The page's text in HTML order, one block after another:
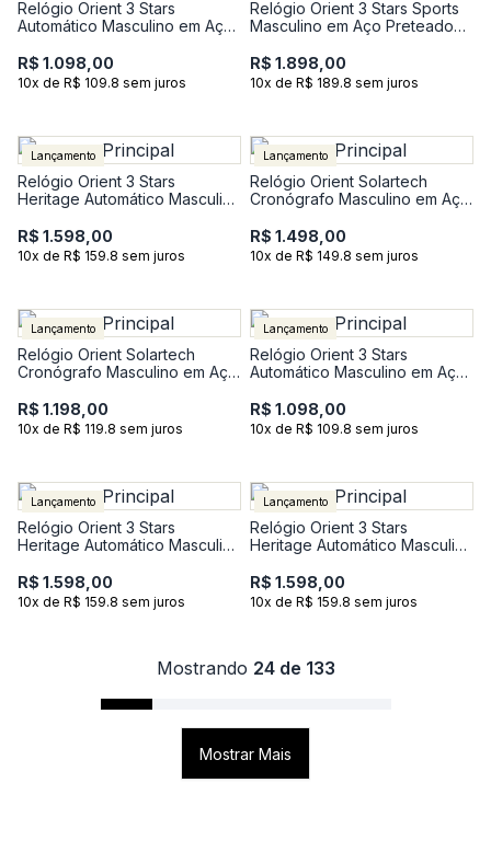
Relógio Orient 3 Stars
Automático Masculino em Aço
R$ 1.098,00
10x de R$ 109.8 sem juros
Relógio Orient 3 Stars Sports
Masculino em Aço Preteado
R$ 1.898,00
10x de R$ 189.8 sem juros
Lançamento
Relógio Orient 3 Stars
Heritage Automático Masculino
R$ 1.598,00
10x de R$ 159.8 sem juros
Lançamento
Relógio Orient Solartech
Cronógrafo Masculino em Aço
R$ 1.498,00
10x de R$ 149.8 sem juros
Lançamento
Relógio Orient Solartech
Cronógrafo Masculino em Aço
R$ 1.198,00
10x de R$ 119.8 sem juros
Lançamento
Relógio Orient 3 Stars
Automático Masculino em Aço
R$ 1.098,00
10x de R$ 109.8 sem juros
Lançamento
Relógio Orient 3 Stars
Heritage Automático Masculino
R$ 1.598,00
10x de R$ 159.8 sem juros
Lançamento
Relógio Orient 3 Stars
Heritage Automático Masculino
R$ 1.598,00
10x de R$ 159.8 sem juros
Mostrando 24 de 133
Mostrar Mais